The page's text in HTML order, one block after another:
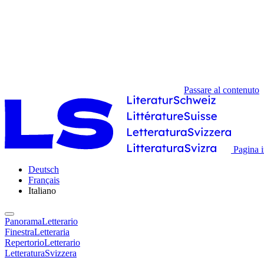
Passare al contenuto
Pagina
Deutsch
Français
Italiano
PanoramaLetterario
FinestraLetteraria
RepertorioLetterario
LetteraturaSvizzera